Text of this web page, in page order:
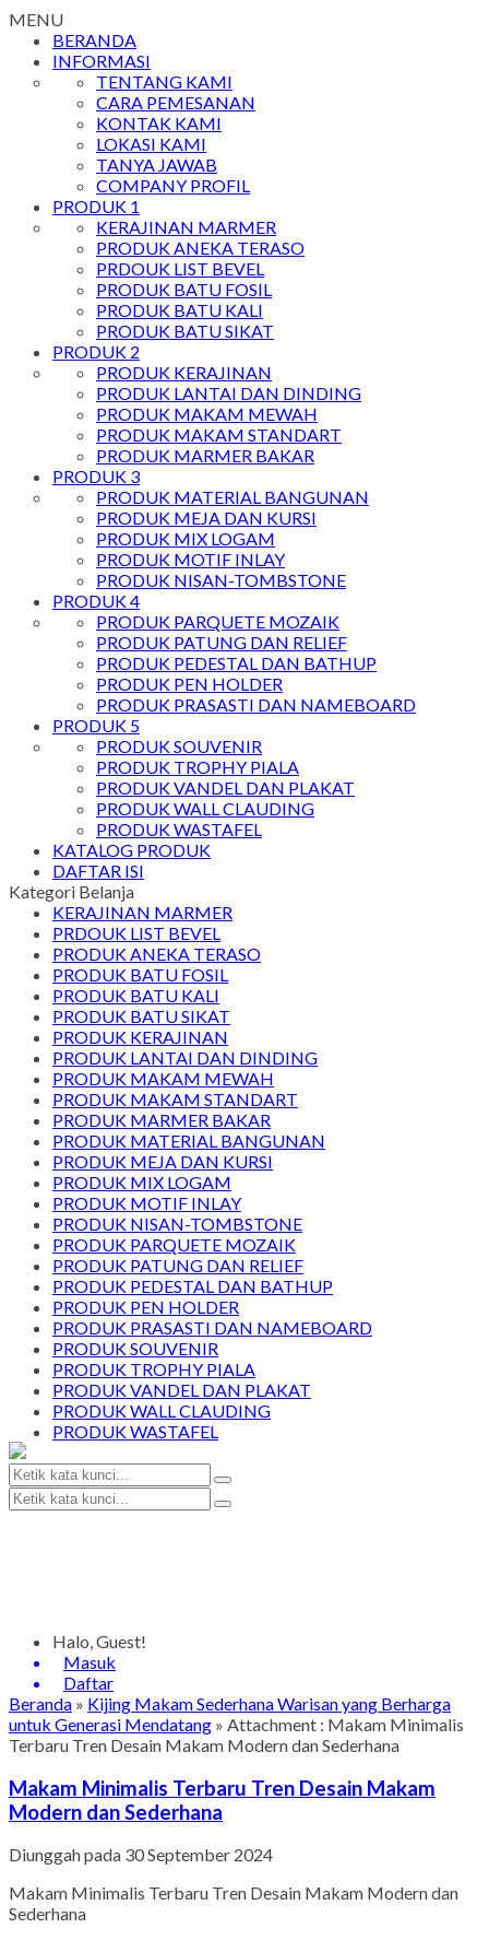
MENU
BERANDA
INFORMASI
TENTANG KAMI
CARA PEMESANAN
KONTAK KAMI
LOKASI KAMI
TANYA JAWAB
COMPANY PROFIL
PRODUK 1
KERAJINAN MARMER
PRODUK ANEKA TERASO
PRDOUK LIST BEVEL
PRODUK BATU FOSIL
PRODUK BATU KALI
PRODUK BATU SIKAT
PRODUK 2
PRODUK KERAJINAN
PRODUK LANTAI DAN DINDING
PRODUK MAKAM MEWAH
PRODUK MAKAM STANDART
PRODUK MARMER BAKAR
PRODUK 3
PRODUK MATERIAL BANGUNAN
PRODUK MEJA DAN KURSI
PRODUK MIX LOGAM
PRODUK MOTIF INLAY
PRODUK NISAN-TOMBSTONE
PRODUK 4
PRODUK PARQUETE MOZAIK
PRODUK PATUNG DAN RELIEF
PRODUK PEDESTAL DAN BATHUP
PRODUK PEN HOLDER
PRODUK PRASASTI DAN NAMEBOARD
PRODUK 5
PRODUK SOUVENIR
PRODUK TROPHY PIALA
PRODUK VANDEL DAN PLAKAT
PRODUK WALL CLAUDING
PRODUK WASTAFEL
KATALOG PRODUK
DAFTAR ISI
Kategori Belanja
KERAJINAN MARMER
PRDOUK LIST BEVEL
PRODUK ANEKA TERASO
PRODUK BATU FOSIL
PRODUK BATU KALI
PRODUK BATU SIKAT
PRODUK KERAJINAN
PRODUK LANTAI DAN DINDING
PRODUK MAKAM MEWAH
PRODUK MAKAM STANDART
PRODUK MARMER BAKAR
PRODUK MATERIAL BANGUNAN
PRODUK MEJA DAN KURSI
PRODUK MIX LOGAM
PRODUK MOTIF INLAY
PRODUK NISAN-TOMBSTONE
PRODUK PARQUETE MOZAIK
PRODUK PATUNG DAN RELIEF
PRODUK PEDESTAL DAN BATHUP
PRODUK PEN HOLDER
PRODUK PRASASTI DAN NAMEBOARD
PRODUK SOUVENIR
PRODUK TROPHY PIALA
PRODUK VANDEL DAN PLAKAT
PRODUK WALL CLAUDING
PRODUK WASTAFEL
Halo, Guest!
Masuk
Daftar
Beranda » Kijing Makam Sederhana Warisan yang Berharga
untuk Generasi Mendatang » Attachment : Makam Minimalis
Terbaru Tren Desain Makam Modern dan Sederhana
Makam Minimalis Terbaru Tren Desain Makam
Modern dan Sederhana
Diunggah pada 30 September 2024
Makam Minimalis Terbaru Tren Desain Makam Modern dan
Sederhana